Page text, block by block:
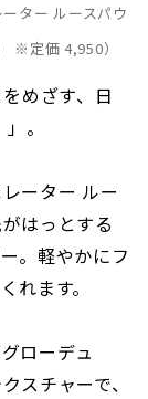
ター ルースパウ
※定価 4,950）
めざす、日
。
ーター ルー
はっとする
。軽やかにフ
れます。
ローデュ
スチャーで、